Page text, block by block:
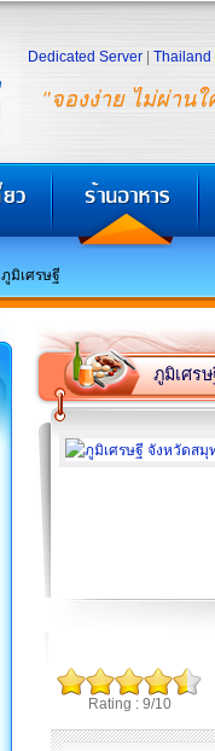
"จองง่าย ไม่ผ่านใ
Dedicated Server
Thailand
ภูมิเศรษฐี
ภูมิเศร
Rating : 9/10